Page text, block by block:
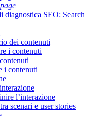
diagnostica SEO: Search
dei contenuti
i contenuti
i contenuti
l’interazione
scenari e user stories